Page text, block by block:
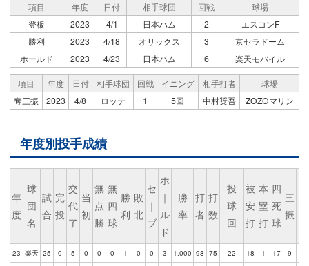
項目 年度 日付 相手球団 回戦
球場
登板
2023 4/1 日本ハム 2
エスコンF
勝利
2023 4/18 オリックス 3
京セラドーム
ホールド
2023 4/23 日本ハム 6 楽天モバイル
項目 年度 日付 相手球団 回戦 イニング 相手打者
球場
奪三振
2023 4/8 ロッテ 1 5回 中村奨吾 ZOZOマリン
年度別投手成績
年
度
球
団
名
試
合
完
投
交
代
了
当
初
無
点
勝
無
四
球
勝
利
敗
北
セ
｜
ブ
ホ
｜
ル
ド
勝
率
打
者
打
数
投
球
回
被
安
打
本
塁
打
四
死
球
三
振
失
23 楽天 25 0 5 0 0 0 1 0 0 3 1.000 98 75 22 18 1 17 9